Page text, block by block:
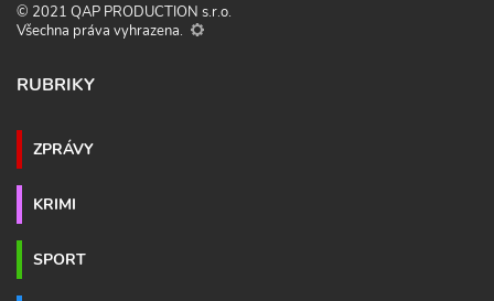
© 2021 QAP PRODUCTION s.r.o.
Všechna práva vyhrazena.
RUBRIKY
ZPRÁVY
KRIMI
SPORT